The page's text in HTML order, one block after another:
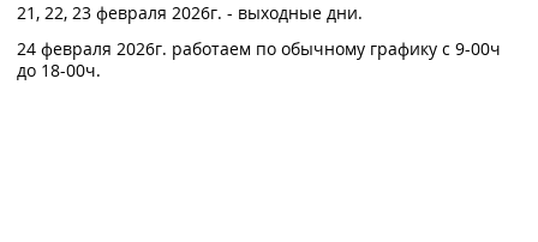
21, 22, 23 февраля 2026г. - выходные дни.
24 февраля 2026г. работаем по обычному графику с 9-00ч
до 18-00ч.